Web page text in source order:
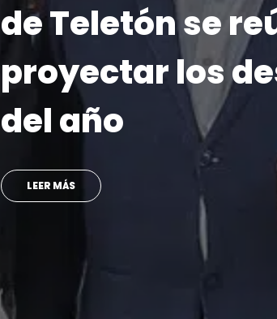
une”: Teletón
campaña 2026
presentando a
embajador y
con Princesa
SINAKA